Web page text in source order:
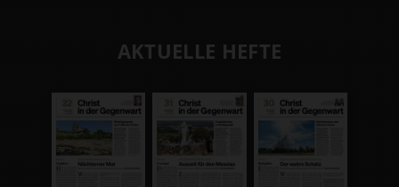
AKTUELLE HEFTE